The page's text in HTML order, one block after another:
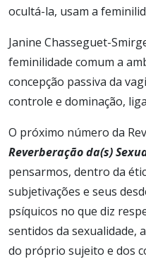
ocultá-la, usam a
Janine Chasseguet-
feminilidade comum a
concepção passiva da
controle e dominação,
O próximo número da
Reverberação da(s)
pensarmos, dentro da
subjetivações e seus
psíquicos no que diz
sentidos da sexualidade,
do próprio sujeito e dos